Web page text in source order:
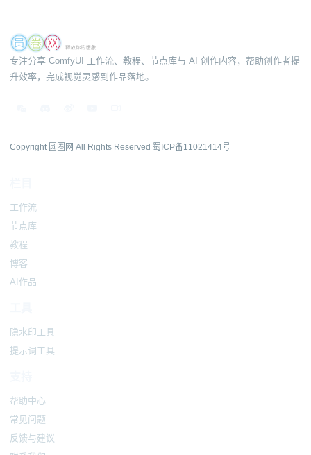
专注分享 ComfyUI 工作流、教程、节点库与 AI 创作内容，帮助创作者提
升效率，完成视觉灵感到作品落地。
Copyright 圆圈网 All Rights Reserved 蜀ICP备11021414号
工作流
节点库
教程
博客
AI作品
隐水印工具
提示词工具
帮助中心
常见问题
反馈与建议